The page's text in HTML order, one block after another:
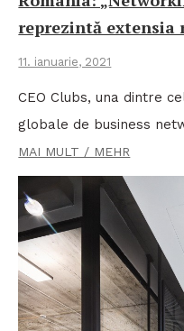
reprezintă extensia
11. ianuarie, 2021
CEO Clubs, una dintre
globale de business
MAI MULT / MEHR